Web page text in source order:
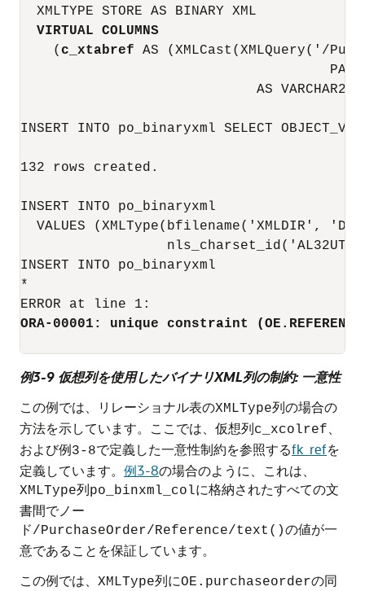
  XMLTYPE STORE AS BINARY XML
VIRTUAL COLUMNS
    (
c_xtabref AS (XMLCast(XMLQuery('/
AS
INSERT INTO po_binaryxml SELECT
132 rows created.
INSERT INTO po_binaryxml
VALUES (XMLType(bfilename('XMLDIR',
INSERT INTO po_binaryxml
*
ORA-00001: unique constraint
例3-9 仮想列を使用したバイナリXML列の制約: 一意性
この例では、リレーショナル表のXMLType列の場合の
方法を示しています。ここでは、仮想列c_xcolref、
および例3-8で定義した一意性制約を参照するfk_refを
定義しています。 例3-8の場合のように、これは、
XMLType列po_binxml_colに格納されたすべての文
書間でノー
ド/PurchaseOrder/Reference/text()の値が一
意であることを保証しています。
この例では、 XMLType列にOE.purchaseorderの同